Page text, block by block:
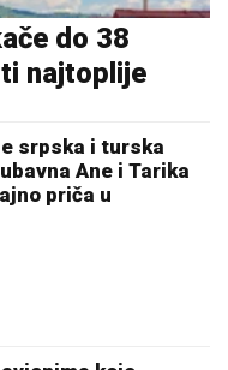
do 38
najtoplije
srpska i turska
Ane i Tarika
priča u